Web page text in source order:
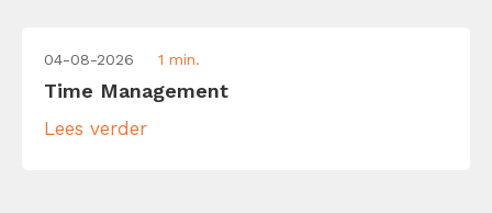
04-08-2026 1 min.
Time Management
Lees verder